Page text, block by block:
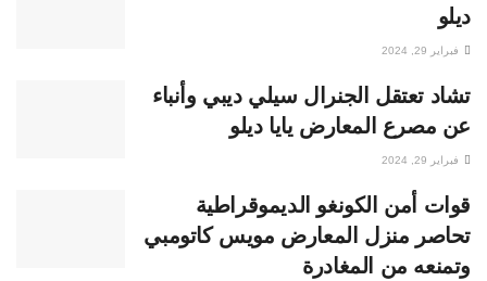
ديلو
فبراير 29, 2024
تشاد تعتقل الجنرال سيلي ديبي وأنباء
عن مصرع المعارض يايا ديلو
فبراير 29, 2024
قوات أمن الكونغو الديموقراطية
تحاصر منزل المعارض مويس كاتومبي
وتمنعه من المغادرة